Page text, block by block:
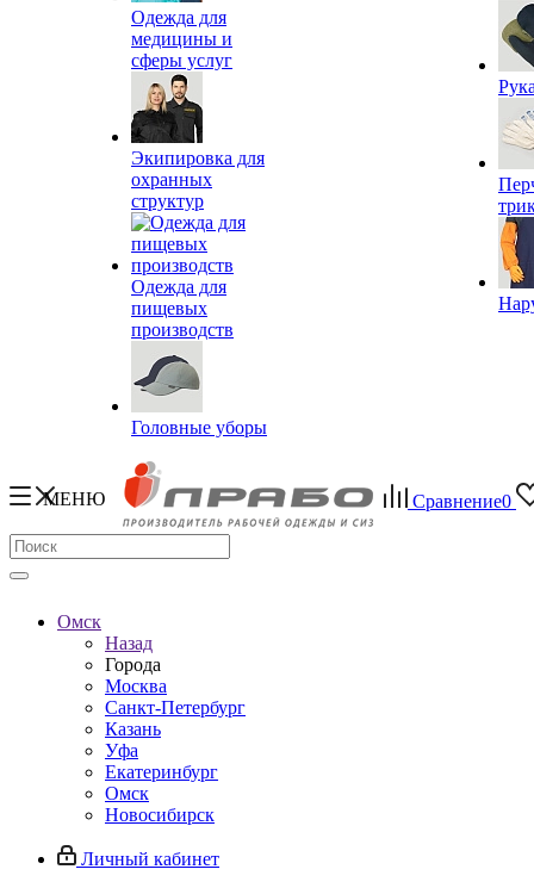
Одежда для
медицины и
сферы услуг
Экипировка для
охранных
структур
Одежда для
пищевых
производств
Головные уборы
МЕНЮ Сравнение0
Омск
Назад
Города
Москва
Санкт-Петербург
Казань
Уфа
Екатеринбург
Омск
Новосибирск
Личный кабинет